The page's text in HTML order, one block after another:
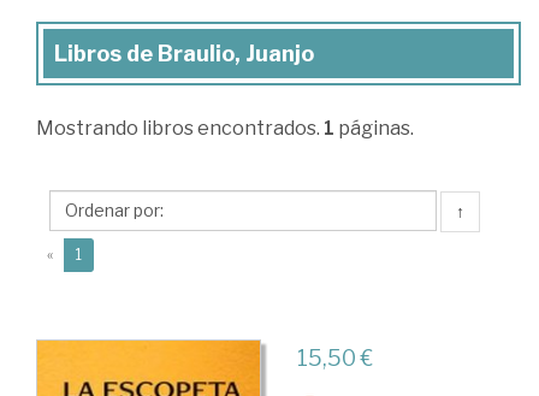
Libros
Braulio,
Libros de Braulio, Juanjo
Mostrando libros encontrados. 1 páginas.
↑
« 1
15,50 €